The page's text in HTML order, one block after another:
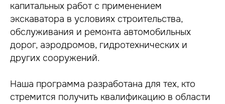
капитальных работ с применением
экскаватора в условиях строительства,
обслуживания и ремонта автомобильных
дорог, аэродромов, гидротехнических и
других сооружений.
Наша программа разработана для тех, кто
стремится получить квалификацию в области